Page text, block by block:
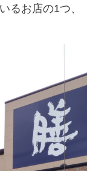
るお店の1つ、